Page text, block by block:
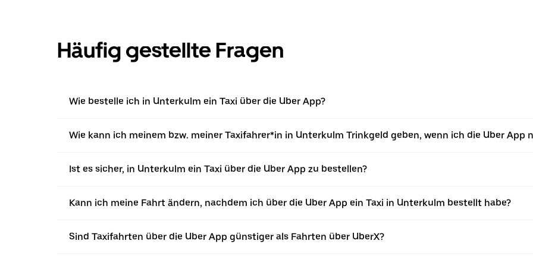
Häufig gestellte Fragen
Wie bestelle ich in Unterkulm ein Taxi über die Uber App?
Wie kann ich meinem bzw. meiner Taxifahrer*in in Unterkulm Trinkgeld geben, wenn ich die Uber App
Ist es sicher, in Unterkulm ein Taxi über die Uber App zu bestellen?
Kann ich meine Fahrt ändern, nachdem ich über die Uber App ein Taxi in Unterkulm bestellt habe?
Sind Taxifahrten über die Uber App günstiger als Fahrten über UberX?